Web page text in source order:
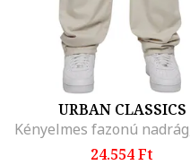
URBAN CLASSICS
24.554 Ft